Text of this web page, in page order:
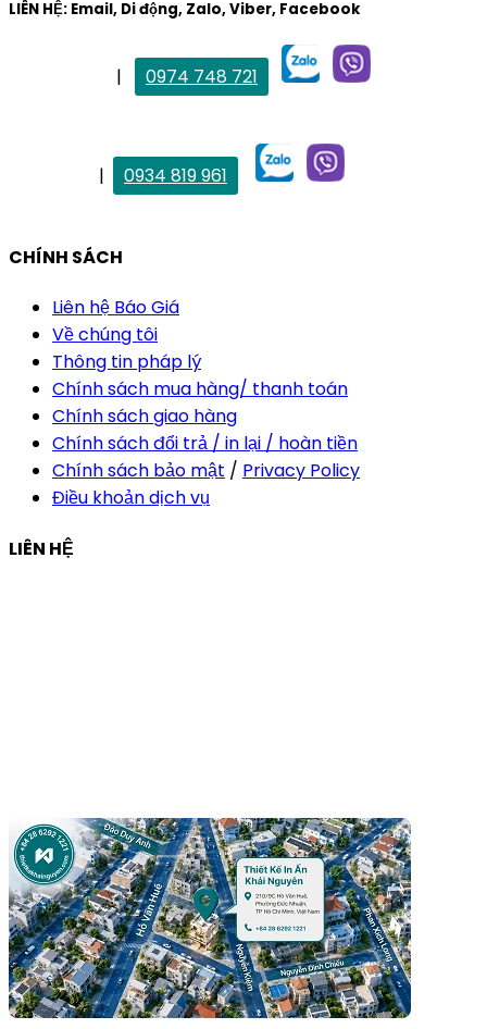
LIÊN HỆ: Email, Di động, Zalo, Viber, Facebook
|
0974 748 721
|
0934 819 961
CHÍNH SÁCH
Liên hệ Báo Giá
Về chúng tôi
Thông tin pháp lý
Chính sách mua hàng/ thanh toán
Chính sách giao hàng
Chính sách đổi trả / in lại / hoàn tiền
Chính sách bảo mật / Privacy Policy
Điều khoản dịch vụ
LIÊN HỆ